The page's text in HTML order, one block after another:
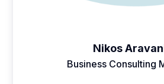
Nikos
Business Consulting